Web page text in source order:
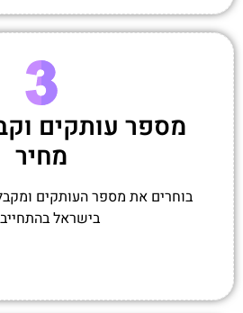
מספר עותקים
מחיר
בוחרים את מספר העותקים
בישראל